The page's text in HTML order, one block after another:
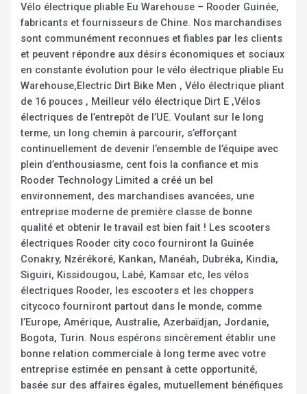
Vélo électrique pliable Eu Warehouse – Rooder Guinée,
fabricants et fournisseurs de Chine. Nos marchandises
sont communément reconnues et fiables par les clients
et peuvent répondre aux désirs économiques et sociaux
en constante évolution pour le vélo électrique pliable Eu
Warehouse,Electric Dirt Bike Men , Vélo électrique pliant
de 16 pouces , Meilleur vélo électrique Dirt E ,Vélos
électriques de l’entrepôt de l’UE. Voulant sur le long
terme, un long chemin à parcourir, s’efforçant
continuellement de devenir l’ensemble de l’équipe avec
plein d’enthousiasme, cent fois la confiance et mis
Rooder Technology Limited a créé un bel
environnement, des marchandises avancées, une
entreprise moderne de première classe de bonne
qualité et obtenir le travail est bien fait ! Les scooters
électriques Rooder city coco fourniront la Guinée
Conakry, Nzérékoré, Kankan, Manéah, Dubréka, Kindia,
Siguiri, Kissidougou, Labé, Kamsar etc, les vélos
électriques Rooder, les escooters et les choppers
citycoco fourniront partout dans le monde, comme
l’Europe, Amérique, Australie, Azerbaïdjan, Jordanie,
Bogota, Turin. Nous espérons sincèrement établir une
bonne relation commerciale à long terme avec votre
entreprise estimée en pensant à cette opportunité,
basée sur des affaires égales, mutuellement bénéfiques